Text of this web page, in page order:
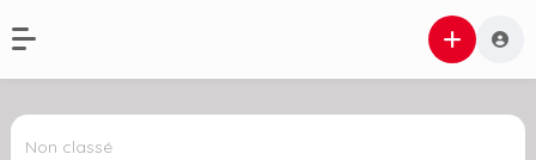
Non classé